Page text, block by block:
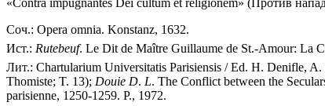
Соч.: Opera omnia. Konstanz, 1632.
Ист.: Rutebeuf. Le Dit de Maître Guillaume de St.-Amour: La
Лит.: Chartularium Universitatis Parisiensis / Ed. H. Denifle,
Thomiste; T. 13); Douie D. L. The Conflict between the
parisienne, 1250-1259. P., 1972.